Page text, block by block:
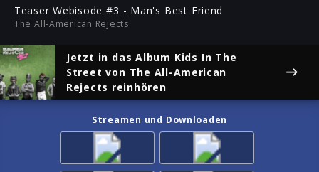
Teaser Webisode #3 - Man's Best Friend
The All-American Rejects
Jetzt in das Album Kids In The
Street von The All-American
Rejects reinhören
Streamen und Downloaden